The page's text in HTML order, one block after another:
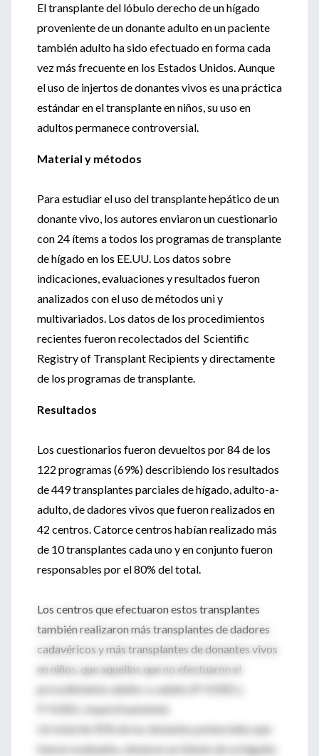
El transplante del lóbulo derecho de un hígado
proveniente de un donante adulto en un paciente
también adulto ha sido efectuado en forma cada
vez más frecuente en los Estados Unidos. Aunque
el uso de injertos de donantes vivos es una práctica
estándar en el transplante en niños, su uso en
adultos permanece controversial.
Material y métodos
Para estudiar el uso del transplante hepático de un
donante vivo, los autores enviaron un cuestionario
con 24 ítems a todos los programas de transplante
de hígado en los EE.UU. Los datos sobre
indicaciones, evaluaciones y resultados fueron
analizados con el uso de métodos uni y
multivariados. Los datos de los procedimientos
recientes fueron recolectados del Scientific
Registry of Transplant Recipients y directamente
de los programas de transplante.
Resultados
Los cuestionarios fueron devueltos por 84 de los
122 programas (69%) describiendo los resultados
de 449 transplantes parciales de hígado, adulto-a-
adulto, de dadores vivos que fueron realizados en
42 centros. Catorce centros habían realizado más
de 10 transplantes cada uno y en conjunto fueron
responsables por el 80% del total.
Los centros que efectuaron estos transplantes
también realizaron más transplantes de dadores
cadavéricos y más transplantes de donantes vivos
en niños, que aquellos que no efectuaron el
procedimiento adulto-a-adulto (P=0.002 y
P=0.001, respectivamente).
Un total de 45% de los donantes potenciales que
fueron evaluados, donaron un lóbulo de su hígado;